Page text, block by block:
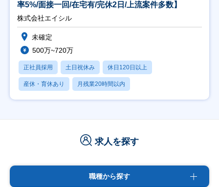
率5%/面接一回/在宅有/完休2日/上流案件多数】
株式会社エイシル
未確定
500万~720万
正社員採用 土日祝休み 休日120日以上
産休・育休あり 月残業20時間以内
求人を探す
職種から探す